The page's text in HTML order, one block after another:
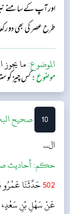
اور آپ کے سامنے
طرح عصر کی بھی
الموضوع:ما يجوز
موضوع:کس چیز کو
10 ‌‌صحيح
ال...
حکم:أحاديث
502حَدَّثَنَا عَمْرُو
عَنْ سَهْلِ بْنِ سَعْدٍ،